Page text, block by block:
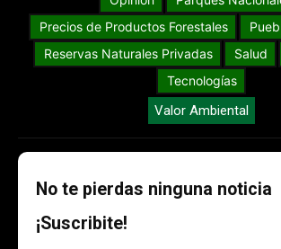
Precios de Productos Forestales
Reservas Naturales Privadas
Salud
Tecnologías
Valor Ambiental
No te pierdas ninguna noticia
¡Suscribite!